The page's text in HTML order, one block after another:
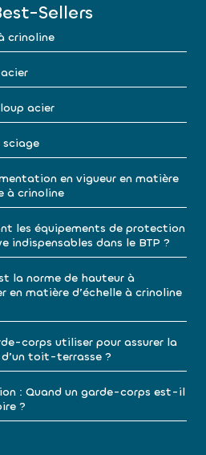
Sellers
crinoline
acier
sciage
en vigueur en matière
à crinoline
les équipements de protection
indispensables dans le BTP ?
la norme de hauteur à
en matière d’échelle à crinoline
corps utiliser pour assurer la
toit-terrasse ?
: Quand un garde-corps est-il
?